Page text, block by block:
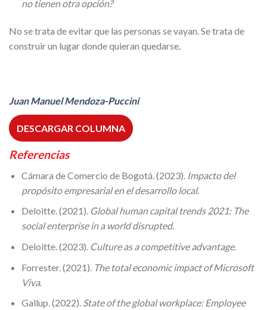
no tienen otra opción?
No se trata de evitar que las personas se vayan. Se trata de
construir un lugar donde quieran quedarse.
Juan Manuel Mendoza-Puccini
DESCARGAR COLUMNA
Referencias
Cámara de Comercio de Bogotá. (2023). Impacto del
propósito empresarial en el desarrollo local.
Deloitte. (2021). Global human capital trends 2021: The
social enterprise in a world disrupted.
Deloitte. (2023). Culture as a competitive advantage.
Forrester. (2021). The total economic impact of Microsoft
Viva.
Gallup. (2022). State of the global workplace: Employee